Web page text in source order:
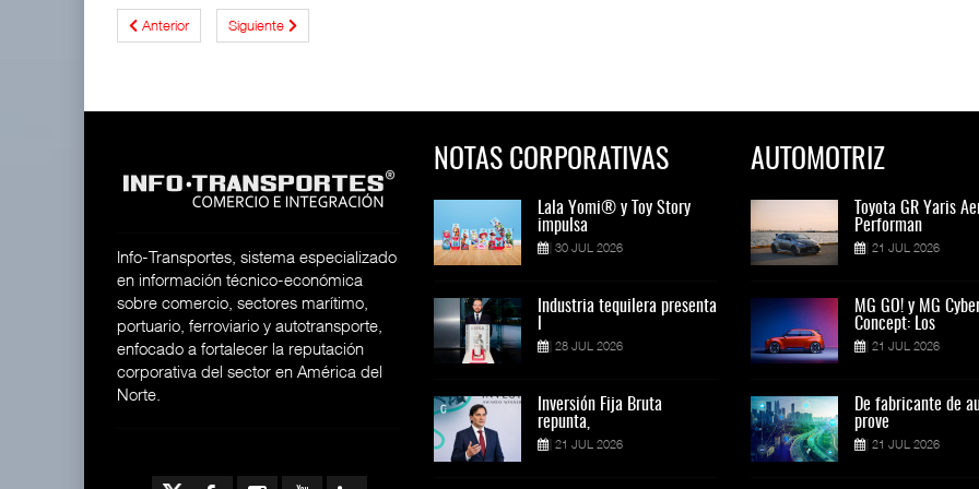
Anterior Siguiente
Info-Transportes, sistema especializado
en información técnico-económica
sobre comercio, sectores marítimo,
portuario, ferroviario y autotransporte,
enfocado a fortalecer la reputación
corporativa del sector en América del
Norte.
NOTAS CORPORATIVAS
Lala Yomi® y Toy Story
Industria tequilera presenta
l
28 JUL 2026
Lala Yomi® y Toy Story
impulsa
30 JUL 2026
Industria tequilera presenta
28 JUL 2026
Inversión Fija Bruta
repunta,
21 JUL 2026
Lala Yomi® y Toy
impulsa
30 JUL 2026
Industria tequilera
28 JUL 2026
Inversión Fija Bruta
repunta,
21 JUL 2026
AUTOMOTRIZ
Toyota GR Yaris Aero
MG GO! y MG Cyber
Concept: Los
21 JUL 2026
Toyota GR Yaris Aero
Performan
21 JUL 2026
MG GO! y MG Cyber
21 JUL 2026
De fabricante de autos a
prove
21 JUL 2026
Toyota GR Yaris
Performan
21 JUL 2026
MG GO! y MG
Concept: Los
21 JUL 2026
De fabricante de
prove
21 JUL 2026